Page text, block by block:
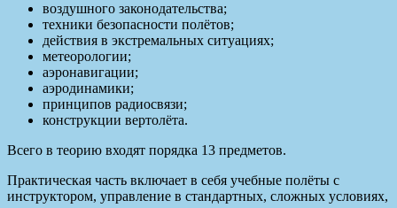
воздушного законодательства;
техники безопасности полётов;
действия в экстремальных ситуациях;
метеорологии;
аэронавигации;
аэродинамики;
принципов радиосвязи;
конструкции вертолёта.
Всего в теорию входят порядка 13 предметов.
Практическая часть включает в себя учебные полёты с
инструктором, управление в стандартных, сложных условиях,